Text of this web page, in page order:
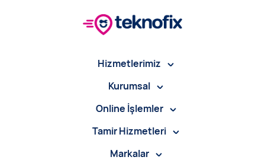
Hizmetlerimiz
Kurumsal
Online İşlemler
Tamir Hizmetleri
Markalar